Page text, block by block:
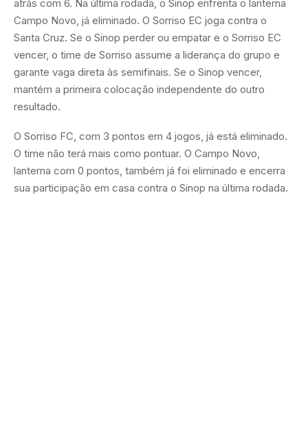
atrás com 6. Na última rodada, o Sinop enfrenta o lanterna
Campo Novo, já eliminado. O Sorriso EC joga contra o
Santa Cruz. Se o Sinop perder ou empatar e o Sorriso EC
vencer, o time de Sorriso assume a liderança do grupo e
garante vaga direta às semifinais. Se o Sinop vencer,
mantém a primeira colocação independente do outro
resultado.
O Sorriso FC, com 3 pontos em 4 jogos, já está eliminado.
O time não terá mais como pontuar. O Campo Novo,
lanterna com 0 pontos, também já foi eliminado e encerra
sua participação em casa contra o Sinop na última rodada.